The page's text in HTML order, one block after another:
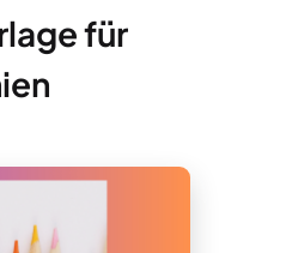
für